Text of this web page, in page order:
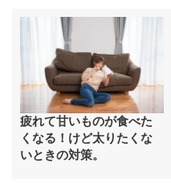
疲れて甘いものが食べた
くなる！けど太りたくな
いときの対策。